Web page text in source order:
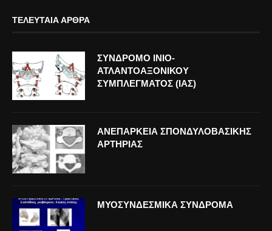
ΤΕΛΕΥΤΑΊΑ ΆΡΘΡΑ
ΣΥΝΔΡΟΜΟ ΙΝΙΟ-
ΑΤΛΑΝΤΟΑΞΟΝΙΚΟΥ
ΣΥΜΠΛΕΓΜΑΤΟΣ (ΙΑΣ)
ΑΝΕΠΑΡΚΕΙΑ ΣΠΟΝΔΥΛΟΒΑΣΙΚΗΣ
ΑΡΤΗΡΙΑΣ
ΜΥΟΣΥΝΔΕΣΜΙΚΑ ΣΥΝΔΡΟΜΑ